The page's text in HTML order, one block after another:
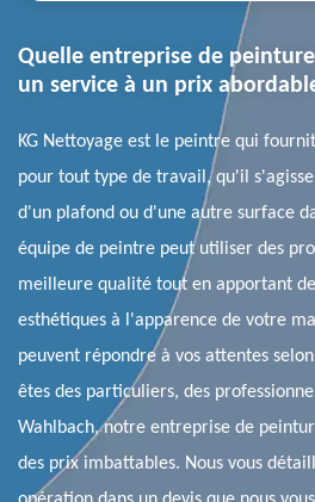
Quelle entreprise de
un service à un prix
KG Nettoyage est le peintre qui
pour tout type de travail, qu'il
d'un plafond ou d'une autre surface
équipe de peintre peut utiliser des
meilleure qualité tout en apportant
esthétiques à l'apparence de votre
peuvent répondre à vos attentes
êtes des particuliers, des
Wahlbach, notre entreprise de
des prix imbattables. Nous vous